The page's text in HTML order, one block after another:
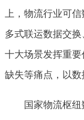
上，物流行业可
多式联运数据交
十大场景发挥重
缺失等痛点，以数
国家物流枢